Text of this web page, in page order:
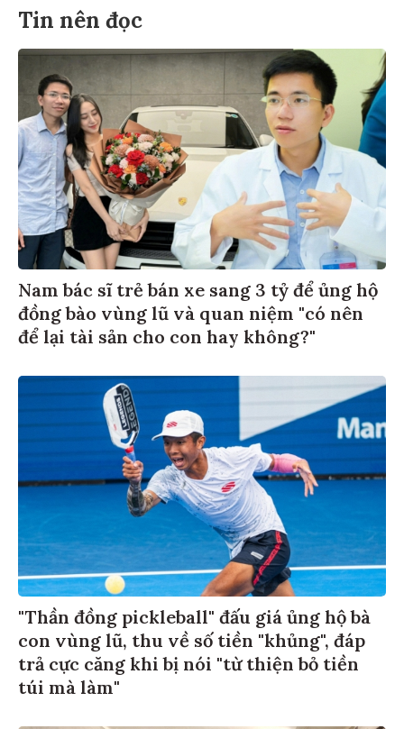
Tin nên đọc
Nam bác sĩ trẻ bán xe sang 3 tỷ để ủng hộ
đồng bào vùng lũ và quan niệm "có nên
để lại tài sản cho con hay không?"
"Thần đồng pickleball" đấu giá ủng hộ bà
con vùng lũ, thu về số tiền "khủng", đáp
trả cực căng khi bị nói "từ thiện bỏ tiền
túi mà làm"